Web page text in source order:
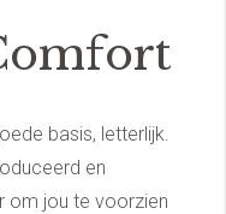
basis, letterlijk.
en
om jou te voorzien